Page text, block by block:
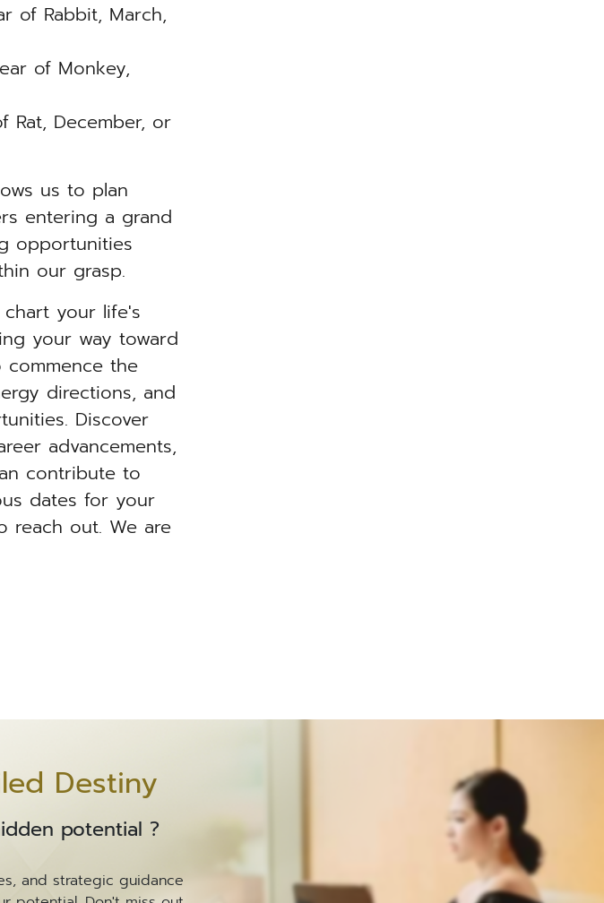
of Rabbit, March,
of Monkey,
Rat, December, or
us to plan
entering a grand
opportunities
our grasp.
your life's
your way toward
the
directions, and
Discover
advancements,
contribute to
dates for your
reach out. We are
Destiny
potential ?
and strategic guidance